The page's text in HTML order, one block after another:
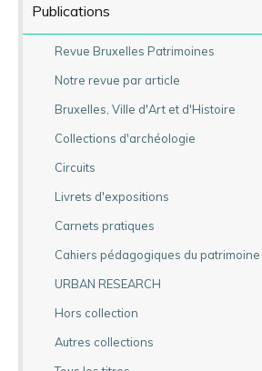
Publications
Revue Bruxelles Patrimoines
Notre revue par article
Bruxelles, Ville d'Art et d'Histoire
Collections d'archéologie
Circuits
Livrets d'expositions
Carnets pratiques
Cahiers pédagogiques du patrimoine
URBAN RESEARCH
Hors collection
Autres collections